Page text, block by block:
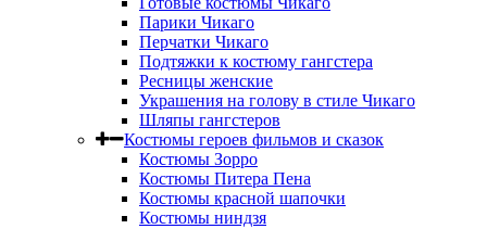
Парики Чикаго
Перчатки Чикаго
Подтяжки к костюму гангстера
Ресницы женские
Украшения на голову в стиле Чикаго
Шляпы гангстеров
Костюмы героев фильмов и сказок
Костюмы Зорро
Костюмы Питера Пена
Костюмы красной шапочки
Костюмы ниндзя